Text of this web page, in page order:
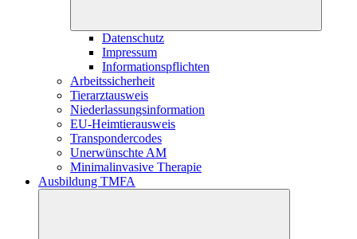
Datenschutz
Impressum
Informationspflichten
Arbeitssicherheit
Tierarztausweis
Niederlassungsinformation
EU-Heimtierausweis
Transpondercodes
Unerwünschte AM
Minimalinvasive Therapie
Ausbildung TMFA